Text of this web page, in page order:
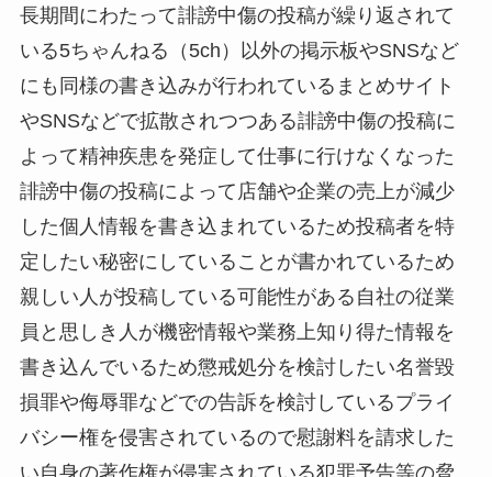
長期間にわたって誹謗中傷の投稿が繰り返されて
いる5ちゃんねる（5ch）以外の掲示板やSNSなど
にも同様の書き込みが行われているまとめサイト
やSNSなどで拡散されつつある誹謗中傷の投稿に
よって精神疾患を発症して仕事に行けなくなった
誹謗中傷の投稿によって店舗や企業の売上が減少
した個人情報を書き込まれているため投稿者を特
定したい秘密にしていることが書かれているため
親しい人が投稿している可能性がある自社の従業
員と思しき人が機密情報や業務上知り得た情報を
書き込んでいるため懲戒処分を検討したい名誉毀
損罪や侮辱罪などでの告訴を検討しているプライ
バシー権を侵害されているので慰謝料を請求した